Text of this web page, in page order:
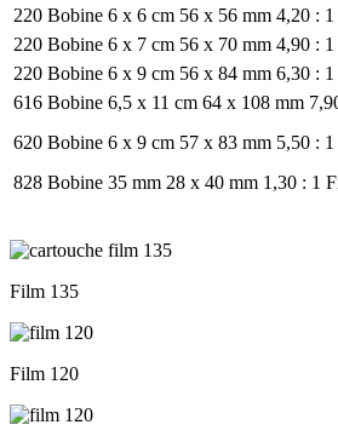
220 Bobine 6 x 6 cm 56 x 56 mm 4,20 : 1
220 Bobine 6 x 7 cm 56 x 70 mm 4,90 : 1
220 Bobine 6 x 9 cm 56 x 84 mm 6,30 : 1
616 Bobine 6,5 x 11 cm 64 x 108 mm
620 Bobine 6 x 9 cm 57 x 83 mm 5,50 : 1
828 Bobine 35 mm 28 x 40 mm 1,30 : 1
Film 135
Film 120